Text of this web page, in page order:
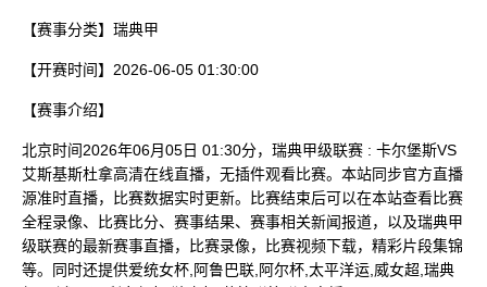
【赛事分类】 瑞典甲
【开赛时间】 2026-06-05 01:30:00
【赛事介绍】
北京时间2026年06月05日 01:30分，瑞典甲级联赛 : 卡尔堡斯VS
艾斯基斯杜拿高清在线直播，无插件观看比赛。本站同步官方直播
源准时直播，比赛数据实时更新。比赛结束后可以在本站查看比赛
全程录像、比赛比分、赛事结果、赛事相关新闻报道，以及瑞典甲
级联赛的最新赛事直播，比赛录像，比赛视频下载，精彩片段集锦
等。同时还提供爱统女杯,阿鲁巴联,阿尔杯,太平洋运,威女超,瑞典